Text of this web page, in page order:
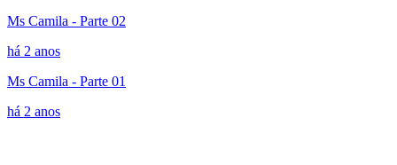
Ms Camila - Parte 02
há 2 anos
Ms Camila - Parte 01
há 2 anos